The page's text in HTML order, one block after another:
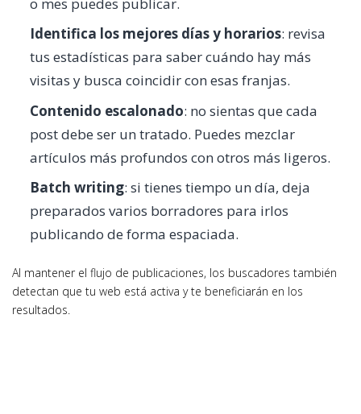
Identifica los mejores días y horarios: revisa
tus estadísticas para saber cuándo hay más
visitas y busca coincidir con esas franjas.
Contenido escalonado: no sientas que cada
post debe ser un tratado. Puedes mezclar
artículos más profundos con otros más ligeros.
Batch writing: si tienes tiempo un día, deja
preparados varios borradores para irlos
publicando de forma espaciada.
Al mantener el flujo de publicaciones, los buscadores también
detectan que tu web está activa y te beneficiarán en los
resultados.